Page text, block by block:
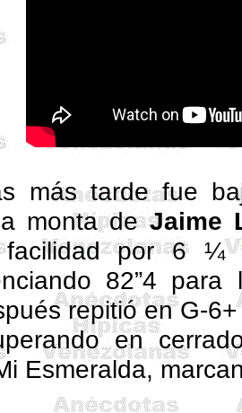
más tarde fue
monta deJaime
por 6 ¼
82”4
repitió en G-
en
Esmeralda,